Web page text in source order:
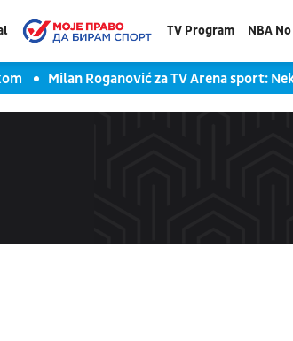
TV Program NBA
Milan Roganović za TV Arena sport: